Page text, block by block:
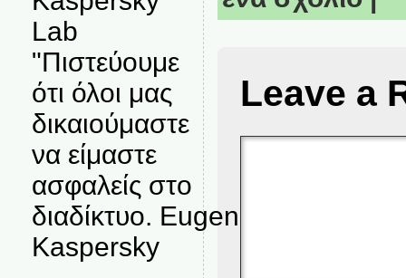
Lab
"Πιστεύουμε
ότι όλοι μας
δικαιούμαστε
να είμαστε
ασφαλείς στο
διαδίκτυο. Eugene
Kaspersky
Leave a